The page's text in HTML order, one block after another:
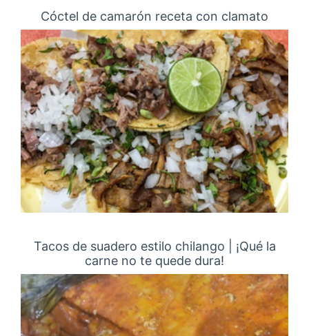
Cóctel de camarón receta con clamato
Tacos de suadero estilo chilango | ¡Qué la
carne no te quede dura!